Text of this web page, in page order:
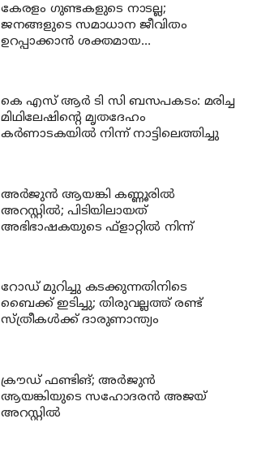
കേരളം ഗുണ്ടകളുടെ നാടല്ല;
ജനങ്ങളുടെ സമാധാന ജീവിതം
ഉറപ്പാക്കാന്‍ ശക്തമായ
കെ എസ് ആര്‍ ടി സി ബസപകടം: മരിച്ച
മിഥിലേഷിന്റെ മൃതദേഹം
കര്‍ണാടകയില്‍ നിന്ന് നാട്ടിലെത്തിച്ചു
അര്‍ജുന്‍ ആയങ്കി കണ്ണൂരില്‍
അറസ്റ്റില്‍; പിടിയിലായത്
അഭിഭാഷകയുടെ ഫ്‌ളാറ്റില്‍ നിന്ന്
റോഡ് മുറിച്ചു കടക്കുന്നതിനിടെ
ബൈക്ക് ഇടിച്ചു; തിരുവല്ലത്ത് രണ്ട്
സ്ത്രീകള്‍ക്ക് ദാരുണാന്ത്യം
ക്രൗഡ് ഫണ്ടിങ്; അര്‍ജുന്‍
ആയങ്കിയുടെ സഹോദരന്‍ അജയ്
അറസ്റ്റില്‍